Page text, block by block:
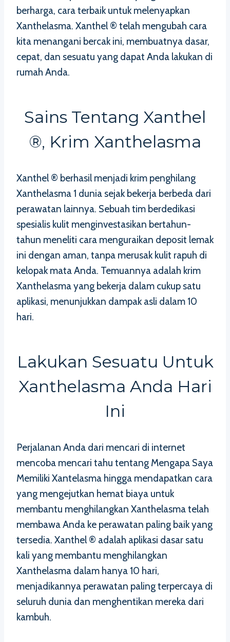
berharga, cara terbaik untuk melenyapkan
Xanthelasma. Xanthel ® telah mengubah cara
kita menangani bercak ini, membuatnya dasar,
cepat, dan sesuatu yang dapat Anda lakukan di
rumah Anda.
Sains Tentang Xanthel
®, Krim Xanthelasma
Xanthel ® berhasil menjadi krim penghilang
Xanthelasma 1 dunia sejak bekerja berbeda dari
perawatan lainnya. Sebuah tim berdedikasi
spesialis kulit menginvestasikan bertahun-
tahun meneliti cara menguraikan deposit lemak
ini dengan aman, tanpa merusak kulit rapuh di
kelopak mata Anda. Temuannya adalah krim
Xanthelasma yang bekerja dalam cukup satu
aplikasi, menunjukkan dampak asli dalam 10
hari.
Lakukan Sesuatu Untuk
Xanthelasma Anda Hari
Ini
Perjalanan Anda dari mencari di internet
mencoba mencari tahu tentang Mengapa Saya
Memiliki Xantelasma hingga mendapatkan cara
yang mengejutkan hemat biaya untuk
membantu menghilangkan Xanthelasma telah
membawa Anda ke perawatan paling baik yang
tersedia. Xanthel ® adalah aplikasi dasar satu
kali yang membantu menghilangkan
Xanthelasma dalam hanya 10 hari,
menjadikannya perawatan paling terpercaya di
seluruh dunia dan menghentikan mereka dari
kambuh.